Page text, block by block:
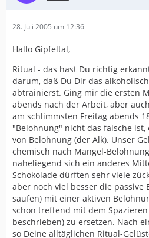
28. Juli 2005 um 12:36
Hallo Gipfeltal,
Ritual - das hast Du richtig
darum, daß Du Dir das
abtrainierst. Ging mir die ersten
abends nach der Arbeit, aber
am schlimmsten Freitag abends
"Belohnung" nicht das falsche
von Belohnung (der Alk). Unser
chemisch nach Mangel-
naheliegend sich ein anderes
Schokolade dürften sehr viele
aber noch viel besser die passive
saufen) mit einer aktiven
schon treffend mit dem
beschrieben) zu ersetzen. Nach
so Deine alltäglichen Ritual-